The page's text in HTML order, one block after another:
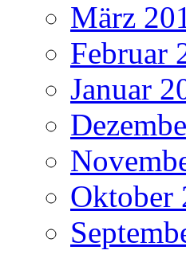
März
Februar
Januar
Oktober